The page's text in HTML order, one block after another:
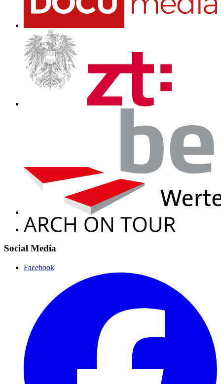
Social Media
Facebook